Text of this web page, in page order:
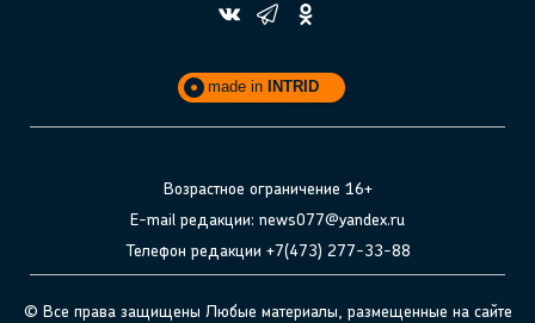
made in INTRID
Возрастное ограничение 16+
E-mail редакции: news077@yandex.ru
Телефон редакции +7(473) 277-33-88
© Все права защищены Любые материалы, размещенные на сайте